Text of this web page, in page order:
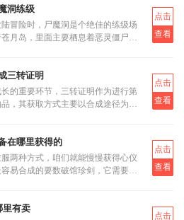
洞练级
冒险时，尸魔洞是个绝佳的练级场
月岛，里面主要栖息着恶灵僵尸和
点击
查看
三转证明
的重要环节，三转证明作为进行第
，其获取方式主要以合成途径为
点击
查看
在哪里获得的
两种方式，咱们就能慢慢获得心仪
易合成的要数破馆珍剑，它需要的
点击
查看
里有卖
点击